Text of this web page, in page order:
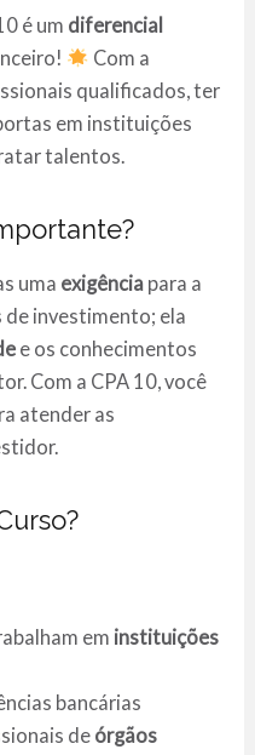
é um diferencial
Com a
qualificados, ter
em instituições
talentos.
uma exigência para a
investimento; ela
e os conhecimentos
Com a CPA 10, você
atender as
em instituições
bancárias
de órgãos